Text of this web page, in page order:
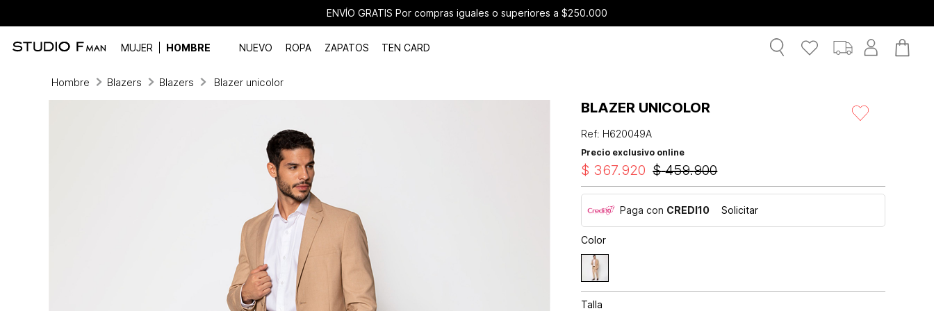
ENVÍO GRATIS Por compras iguales o superiores a $250.000
MUJER HOMBRE NUEVO ROPA ZAPATOS TEN CARD
Hombre Blazers Blazers Blazer unicolor
BLAZER UNICOLOR
Ref: H620049A
Precio exclusivo online
$ 459.900
$ 367.920
Paga con CREDI10 Solicitar
Color
Talla